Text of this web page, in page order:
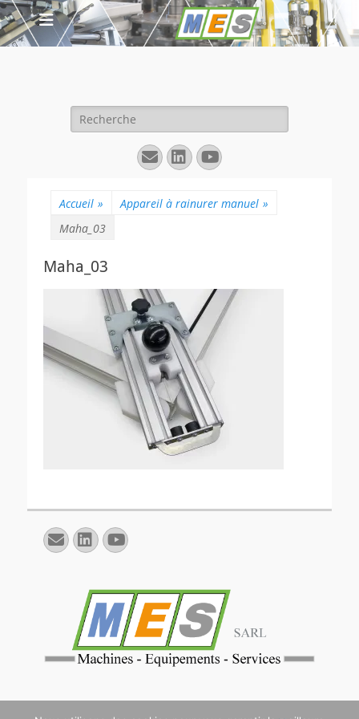
Rechercher :
E-
mail
Linkedin
YouTube
Accueil » Appareil à rainurer manuel »
Maha_03
Maha_03
E-
mail
Linkedin
YouTube